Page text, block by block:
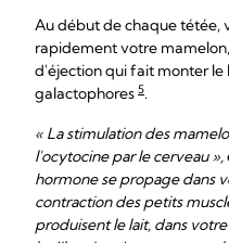
Au début de chaque tétée,
rapidement votre
d'éjection qui fait monter le
galactophores 5.
« La stimulation des
l'ocytocine par le cerveau »,
hormone se propage dans
contraction des petits
produisent le lait, dans